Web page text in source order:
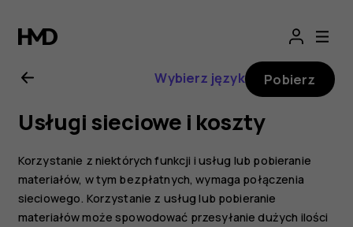
Nokia
G21
—
instrukcja
obsługi
Wybierz język Pobierz
Usługi sieciowe i koszty
Korzystanie z niektórych funkcji i usług lub pobieranie
materiałów, w tym bezpłatnych, wymaga połączenia
sieciowego. Korzystanie z usług lub pobieranie
materiałów może spowodować przesyłanie dużych ilości